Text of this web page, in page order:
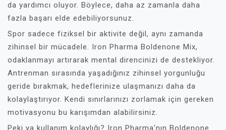
da yardımcı oluyor. Böylece, daha az zamanla daha
fazla başarı elde edebiliyorsunuz.
Spor sadece fiziksel bir aktivite değil, aynı zamanda
zihinsel bir mücadele. Iron Pharma Boldenone Mix,
odaklanmayı artırarak mental direncinizi de destekliyor.
Antrenman sırasında yaşadığınız zihinsel yorgunluğu
geride bırakmak, hedeflerinize ulaşmanızı daha da
kolaylaştırıyor. Kendi sınırlarınızı zorlamak için gereken
motivasyonu bu karışımdan alabilirsiniz.
Peki ya kullanım kolaylığı? Iron Pharma'nın Boldenone